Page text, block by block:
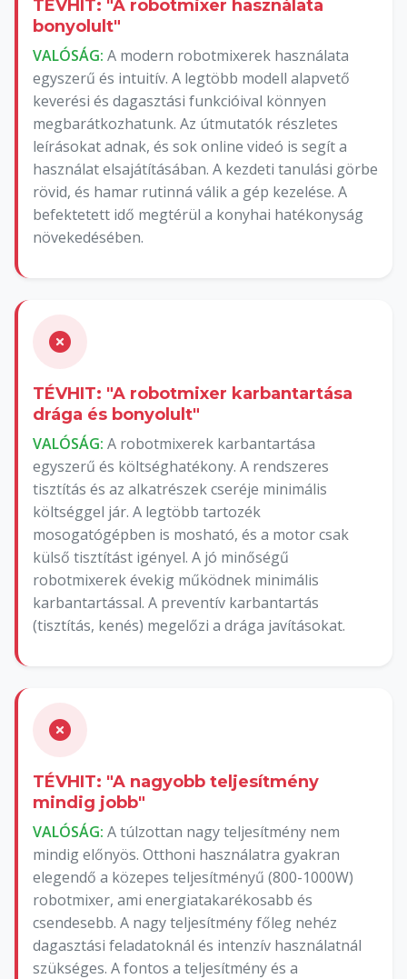
TÉVHIT: "A robotmixer használata
bonyolult"
VALÓSÁG: A modern robotmixerek használata
egyszerű és intuitív. A legtöbb modell alapvető
keverési és dagasztási funkcióival könnyen
megbarátkozhatunk. Az útmutatók részletes
leírásokat adnak, és sok online videó is segít a
használat elsajátításában. A kezdeti tanulási görbe
rövid, és hamar rutinná válik a gép kezelése. A
befektetett idő megtérül a konyhai hatékonyság
növekedésében.
TÉVHIT: "A robotmixer karbantartása
drága és bonyolult"
VALÓSÁG: A robotmixerek karbantartása
egyszerű és költséghatékony. A rendszeres
tisztítás és az alkatrészek cseréje minimális
költséggel jár. A legtöbb tartozék
mosogatógépben is mosható, és a motor csak
külső tisztítást igényel. A jó minőségű
robotmixerek évekig működnek minimális
karbantartással. A preventív karbantartás
(tisztítás, kenés) megelőzi a drága javításokat.
TÉVHIT: "A nagyobb teljesítmény
mindig jobb"
VALÓSÁG: A túlzottan nagy teljesítmény nem
mindig előnyös. Otthoni használatra gyakran
elegendő a közepes teljesítményű (800-1000W)
robotmixer, ami energiatakarékosabb és
csendesebb. A nagy teljesítmény főleg nehéz
dagasztási feladatoknál és intenzív használatnál
szükséges. A fontos a teljesítmény és a